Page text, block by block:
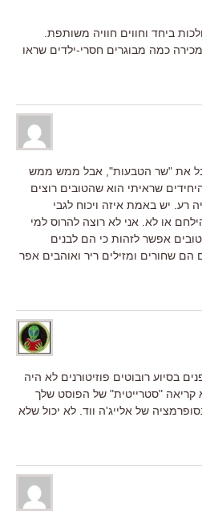
ביחד וחווים חוויה משותפת.
מכירה כמה מבוגרים חסרי-ילדים שראו
את "שר הטבעות", אבל ממש ממש
שראיתי הוא שהטובים רוצים
רע. יש באמת איזה ויכוח לגבי
או לא. אני לא רוצה להרוס למי
אפשר לזהות כי הם לבנים
הם שחורים ומזילים ריר ואוהבים אפר
בסיוע רובוטים פוזיטורנים לא היה
קריאה "סטרייטית" של הפוסט שלך
של אלייג'ה ווד. לא יכול שלא